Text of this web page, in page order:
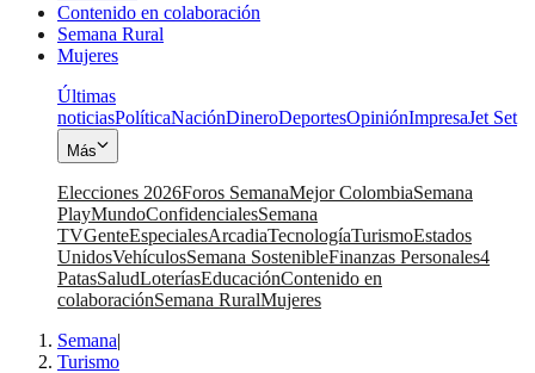
Contenido en colaboración
Semana Rural
Mujeres
Últimas
noticiasPolíticaNaciónDineroDeportesOpiniónImpresaJet Set
Más
Elecciones 2026Foros SemanaMejor ColombiaSemana
PlayMundoConfidencialesSemana
TVGenteEspecialesArcadiaTecnologíaTurismoEstados
UnidosVehículosSemana SostenibleFinanzas Personales4
PatasSaludLoteríasEducaciónContenido en
colaboraciónSemana RuralMujeres
Semana|
Turismo